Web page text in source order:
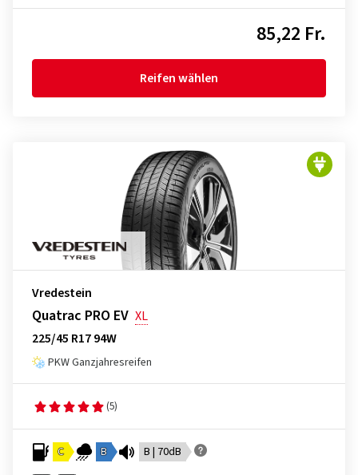
85,22 Fr.
Reifen wählen
Vredestein
Quatrac PRO EV XL
225/45 R17 94W
PKW Ganzjahresreifen
(5)
C B B | 70dB